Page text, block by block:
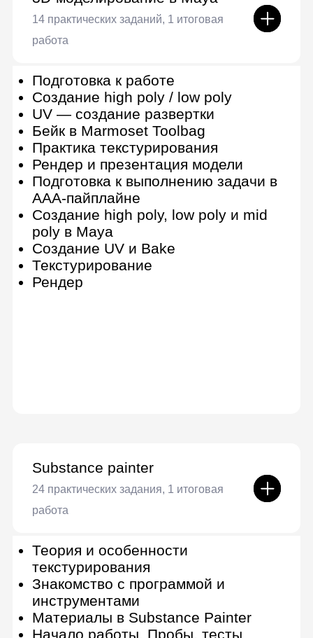
3D-моделирование в ZBrush
8 практических заданий
Цифровой скульптинг и знакомство
с ZBrush
Основные инструменты: Dynamesh
и ZRemesher
Скульптинг человекоподобных
персонажей
Создание одежды персонажа.
Polygroups, маски и ZModeller
Работа с фактурой и текстурой
Создание дополнительных
элементов, деталей
Дополнительные инструменты
Подготовка модели к презентации
Скульптинг-интенсив: от сферы до
персонажа
Выбор рендер-движка
Настройка света и камеры в Arnold
Базовые параметры и свойства
рендера
Настройка материалов в Arnold
Оптимизация рендера в Arnold
Работа в Houdini, Octane, Mantra
Рендер-ферма